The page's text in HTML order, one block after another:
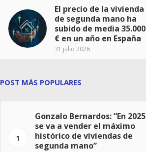
El precio de la vivienda
de segunda mano ha
subido de media 35.000
€ en un año en España
31 julio 2026
POST MÁS POPULARES
1
Gonzalo Bernardos: “En 2025
se va a vender el máximo
histórico de viviendas de
segunda mano”